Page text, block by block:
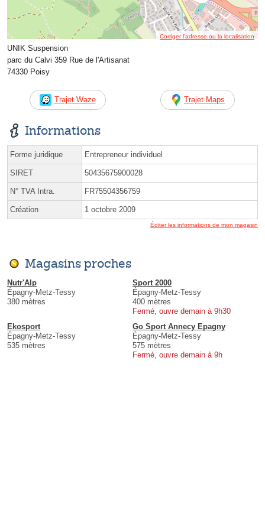
Corriger l’adresse ou la localisation
UNIK Suspension
parc du Calvi 359 Rue de l'Artisanat
74330 Poisy
Trajet Waze Trajet Maps
Informations
Forme juridique Entrepreneur individuel
SIRET 50435675900028
N° TVA Intra. FR75504356759
Création 1 octobre 2009
Éditer les informations de mon magasin
Magasins proches
Nutr'Alp
Épagny-Metz-Tessy
380 mètres
Sport 2000
Épagny-Metz-Tessy
400 mètres
Fermé, ouvre demain à 9h30
Ekosport
Épagny-Metz-Tessy
535 mètres
Go Sport Annecy Epagny
Épagny-Metz-Tessy
575 mètres
Fermé, ouvre demain à 9h